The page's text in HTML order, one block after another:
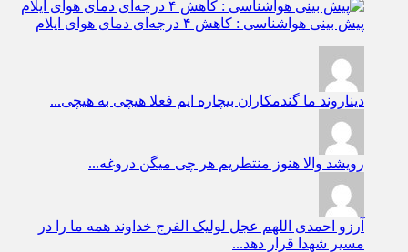
پیش بینی هواشناسی : کاهش ۴ درجه‌ای دمای هوای ایلام
دیناروند ما گندمکاران بیچاره ایم فعلا هیچی به هیچی...
رویشد والا هنوز منتطریم هر چی میگن دروغه...
آرزو احمدی اللهم عجل لولیک الفرج خداوند همه ما را در
مسیر شهدا قرار دهد...